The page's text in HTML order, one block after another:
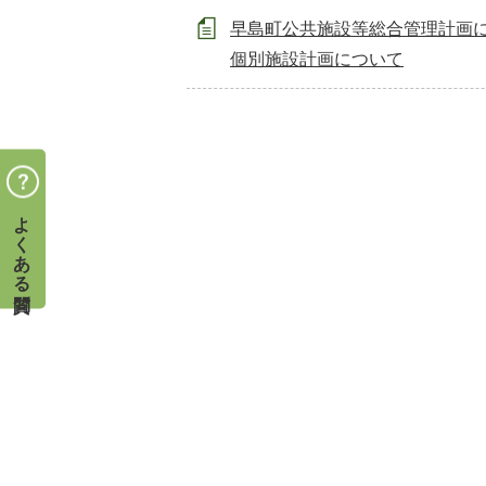
早島町公共施設等総合管理計画
個別施設計画について
よくある質問